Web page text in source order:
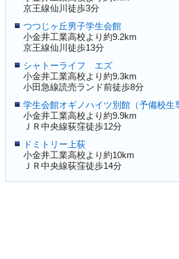
京王線仙川徒歩3分
つつじヶ丘男子学生会館
小金井工業高校より約9.2km
京王線仙川徒歩13分
シャトーライフ エズ
小金井工業高校より約9.3km
小田急線読売ランド前徒歩8分
学生会館オギノハイツ別館（予備校生
小金井工業高校より約9.9km
ＪＲ中央線荻窪徒歩12分
ドミトリー上荻
小金井工業高校より約10km
ＪＲ中央線荻窪徒歩14分